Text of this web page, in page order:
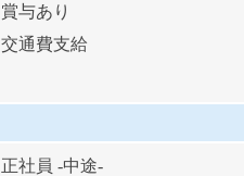
賞与あり
交通費支給
正社員 -中途-